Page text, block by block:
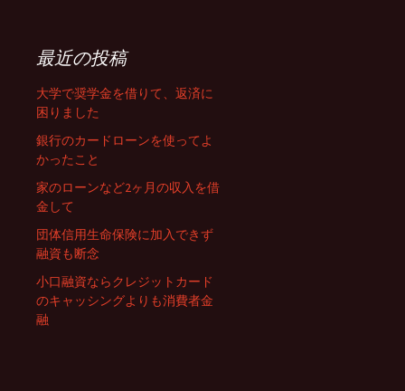
ビ
ゲ
ー
シ
ョ
ン
最近の投稿
大学で奨学金を借りて、返済に
困りました
銀行のカードローンを使ってよ
かったこと
家のローンなど2ヶ月の収入を借
金して
団体信用生命保険に加入できず
融資も断念
小口融資ならクレジットカード
のキャッシングよりも消費者金
融